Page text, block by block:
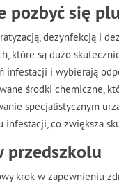
pozbyć się
dezynfekcją i
które są dużo
infestacji i wybierają
środki chemiczne,
specjalistycznym
co zwiększa
przedszkolu
krok w zapewnieniu